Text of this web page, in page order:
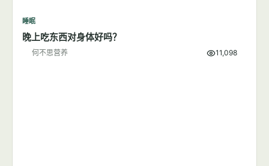
睡眠
晚上吃东西对身体好吗？
何不思营养 11,098